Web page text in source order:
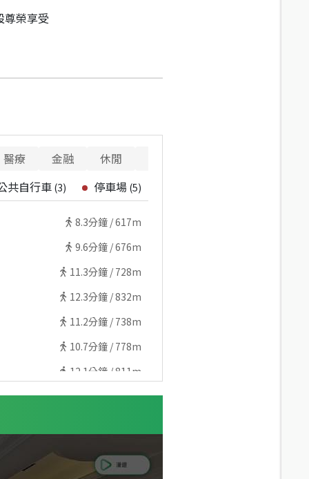
尊榮享受
醫療 金融 休閒
共自行車 (3) 停車場 (5)
8.3分鐘 /617m
9.6分鐘 /676m
11.3分鐘 / 728m
12.3分鐘 /832m
11.2分鐘 / 738m
10.7分鐘 / 778m
12.1分鐘 /811m
13.6分鐘 /902m
13.6分鐘 /933m